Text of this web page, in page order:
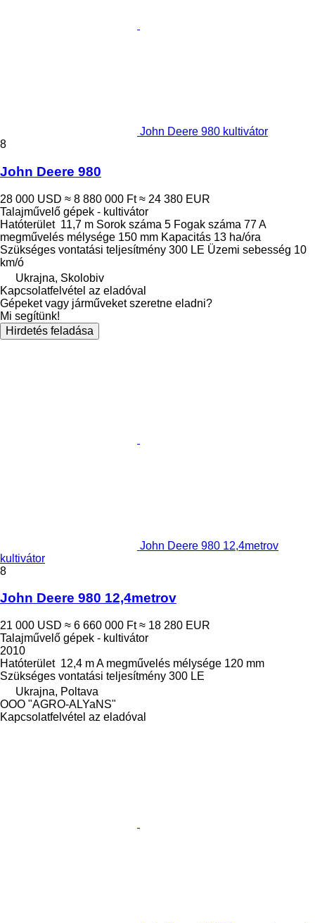
John Deere 980 kultivátor
8
John Deere 980
28 000 USD ≈ 8 880 000 Ft ≈ 24 380 EUR
Talajművelő gépek - kultivátor
Hatóterület 11,7 m Sorok száma 5 Fogak száma 77A
megművelés mélysége 150 mm Kapacitás 13 ha/óra
Szükséges vontatási teljesítmény 300 LE Üzemi sebesség 10
km/ó
Ukrajna, Skolobiv
Kapcsolatfelvétel az eladóval
Gépeket vagy járműveket szeretne eladni?
Mi segítünk!
Hirdetés feladása
John Deere 980 12,4metrov
kultivátor
8
John Deere 980 12,4metrov
21 000 USD ≈ 6 660 000 Ft ≈ 18 280 EUR
Talajművelő gépek - kultivátor
2010
Hatóterület 12,4 mA megművelés mélysége 120 mm
Szükséges vontatási teljesítmény 300 LE
Ukrajna, Poltava
OOO "AGRO-ALYaNS"
Kapcsolatfelvétel az eladóval